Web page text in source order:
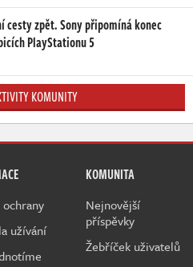
cesty zpět. Sony připomíná konec
PlayStationu 5
KOMUNITY
ochrany
užívání
KOMUNITA
Nejnovější
příspěvky
Žebříček uživatelů